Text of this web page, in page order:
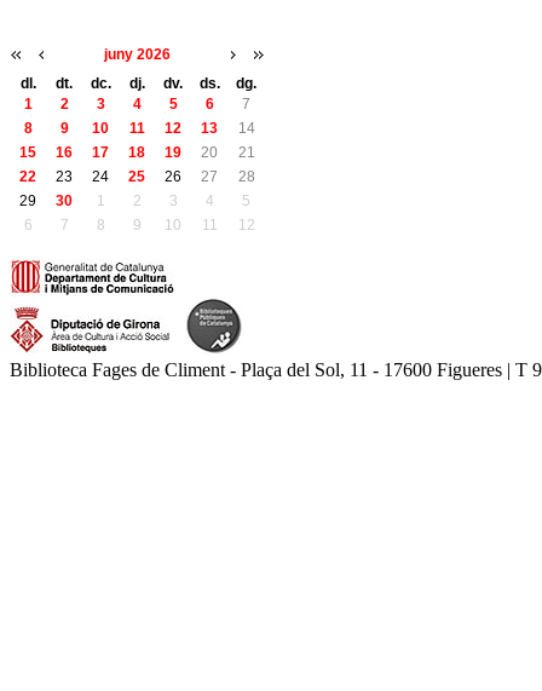
juny 2026
dl.
dt. dc. dj. dv. ds.
dg.
1
2 3 4 5 6
7
8
9 10 11 12 13
14
15
16 17 18 19 20
21
22
23 24 25 26 27
28
29
30 1 2 3 4
5
6
7 8 9 10 11 12
Biblioteca Fages de Climent - Plaça del Sol, 11 - 17600 Figueres |